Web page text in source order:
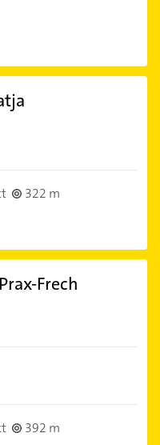
322 m
Frech
392 m